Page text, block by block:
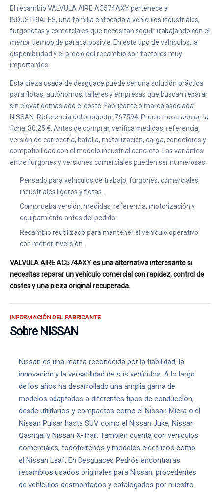
El recambio VALVULA AIRE AC574AXY pertenece a
INDUSTRIALES, una familia enfocada a vehículos industriales,
furgonetas y comerciales que necesitan seguir trabajando con el
menor tiempo de parada posible. En este tipo de vehículos, la
disponibilidad y el precio del recambio son factores muy
importantes.
Esta pieza usada de desguace puede ser una solución práctica
para flotas, autónomos, talleres y empresas que buscan reparar
sin elevar demasiado el coste. Fabricante o marca asociada:
NISSAN. Referencia del producto: 767594. Precio mostrado en la
ficha: 30,25 €. Antes de comprar, verifica medidas, referencia,
versión de carrocería, batalla, motorización, carga, conectores y
compatibilidad con el modelo industrial concreto. Las variantes
entre furgones y versiones comerciales pueden ser numerosas.
Pensado para vehículos de trabajo, furgones, comerciales,
industriales ligeros y flotas.
Comprueba versión, medidas, referencia, motorización y
equipamiento antes del pedido.
Recambio reutilizado para mantener el vehículo operativo
con menor inversión.
VALVULA AIRE AC574AXY es una alternativa interesante si
necesitas reparar un vehículo comercial con rapidez, control de
costes y una pieza original recuperada.
INFORMACIÓN DEL FABRICANTE
Sobre NISSAN
Nissan es una marca reconocida por la fiabilidad, la
innovación y la versatilidad de sus vehículos. A lo largo
de los años ha desarrollado una amplia gama de
modelos adaptados a diferentes tipos de conducción,
desde utilitarios y compactos como el Nissan Micra o el
Nissan Pulsar hasta SUV como el Nissan Juke, Nissan
Qashqai y Nissan X-Trail. También cuenta con vehículos
comerciales, todoterrenos y modelos eléctricos como
el Nissan Leaf. En Desguaces Pedrós encontrarás
recambios usados originales para Nissan, procedentes
de vehículos desmontados y catalogados por nuestro